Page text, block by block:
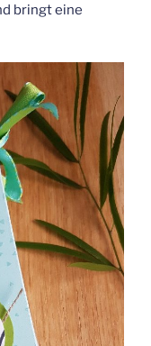
bringt eine